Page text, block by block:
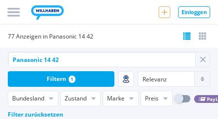
Einloggen
77 Anzeigen in Panasonic 14 42
Bundesland Zustand Marke Preis
Filter zurücksetzen
Filtern 1